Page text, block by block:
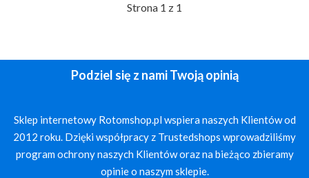
Strona 1 z 1
Podziel się z nami Twoją opinią
Sklep internetowy Rotomshop.pl wspiera naszych Klientów od
2012 roku. Dzięki współpracy z Trustedshops wprowadziliśmy
program ochrony naszych Klientów oraz na bieżąco zbieramy
opinie o naszym sklepie.